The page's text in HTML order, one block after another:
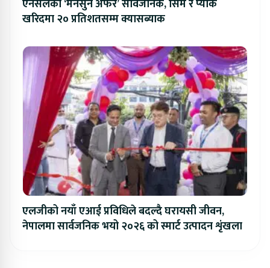
एनसेलको ‘मनसुन अफर’ सार्वजनिक, सिम र प्याक
खरिदमा २० प्रतिशतसम्म क्यासब्याक
एलजीको नयाँ एआई प्रविधिले बदल्दै घरायसी जीवन,
नेपालमा सार्वजनिक भयो २०२६ को स्मार्ट उत्पादन शृंखला